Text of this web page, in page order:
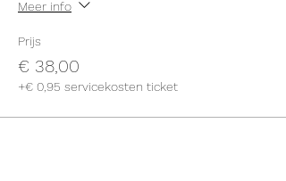
Meer info
Prijs
€ 38,00
+€ 0,95 servicekosten ticket